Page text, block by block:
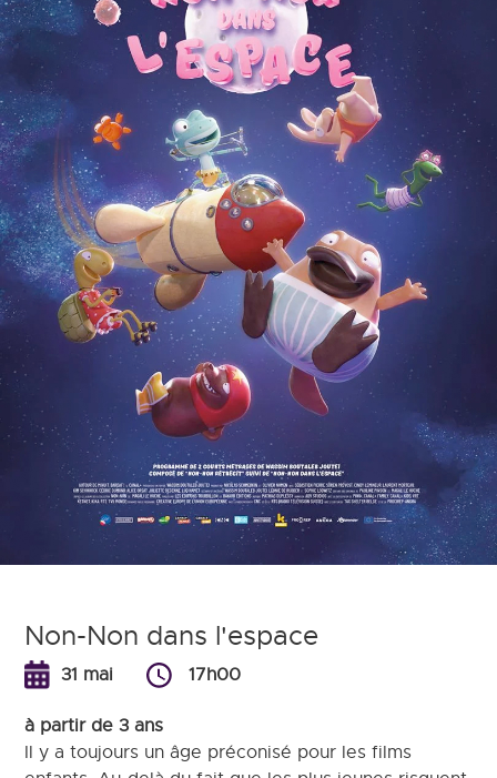
Non-Non dans l'espace
31 mai 17h00
à partir de 3 ans
Il y a toujours un âge préconisé pour les films